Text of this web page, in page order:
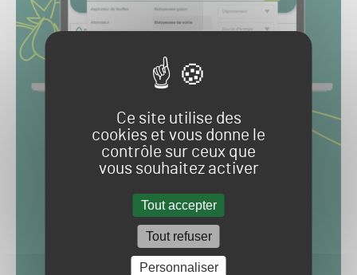
Ce site utilise des
cookies et vous donne le
contrôle sur ceux que
vous souhaitez activer
Tout accepter
Tout refuser
Personnaliser